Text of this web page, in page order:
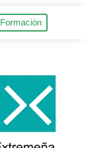
Formación